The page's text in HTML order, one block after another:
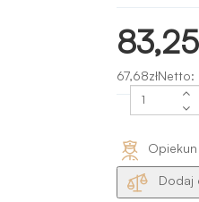
67,68złNetto:
Dodaj